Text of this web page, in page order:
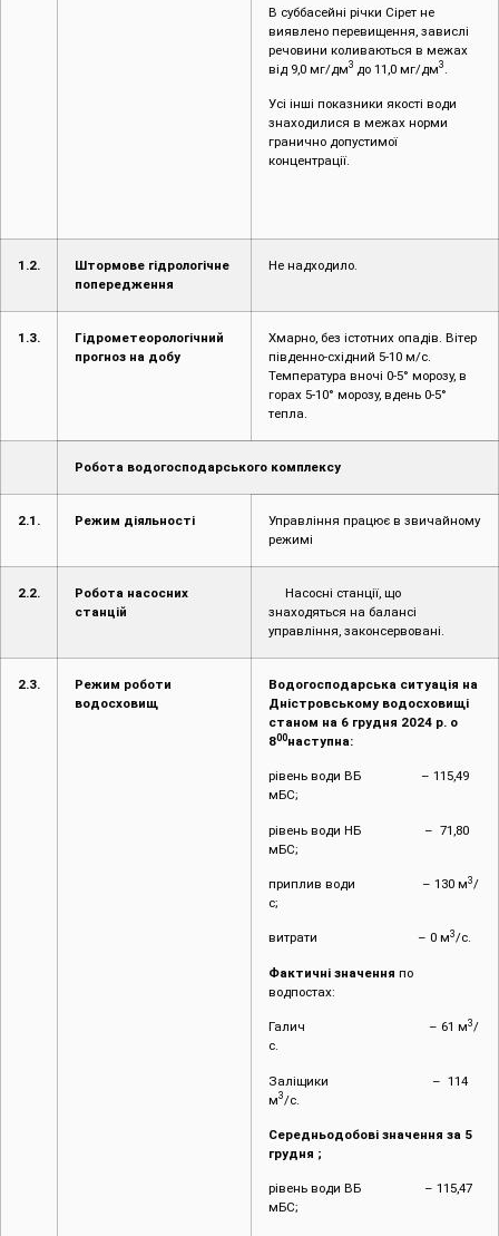
В суббасейні річки Сірет не
виявлено перевищення, завислі
речовини коливаються в межах
від 9,0 мг/дм3 до 11,0 мг/дм3
Усі інші показники якості води
знаходилися в межах норми
гранично допустимої
концентрації.
1.2.
Штормове гідрологічне
попередження
Не надходило.
1.3.
Гідрометеорологічний
прогноз на добу
Хмарно, без істотних опадів. Вітер
південно-східний 5-10 м/с.
Температура вночі 0-5° морозу, в
горах 5-10° морозу, вдень 0-5°
тепла.
Робота водогосподарського комплексу
2.1. Режим діяльності
Управління працює в звичайному
режимі
2.2.
Робота насосних
станцій
Насосні станції, що
знаходяться на балансі
управління, законсервовані.
2.3.
Режим роботи
водосховищ
Водогосподарська ситуація на
Дністровському водосховищі
станом на 6 грудня 2024 р. о
800наступна:
рівень води ВБ – 115,49
мБС;
рівень води НБ – 71,80
мБС;
приплив води – 130 м3/
с;
витрати – 0 м3/с.
Фактичні значення по
водпостах:
Галич – 61 м3/
с.
Заліщики – 114
м3/с.
Середньодобові значення за 5
грудня ;
рівень води ВБ – 115,47
мБС;